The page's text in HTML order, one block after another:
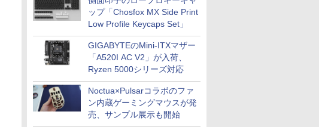
ップ「Chosfox MX Side Print
Low Profile Keycaps Set」
GIGABYTEのMini-ITXマザー
「A520I AC V2」が入荷、
Ryzen 5000シリーズ対応
Noctua×Pulsarコラボのファ
ン内蔵ゲーミングマウスが発
売、サンプル展示も開始